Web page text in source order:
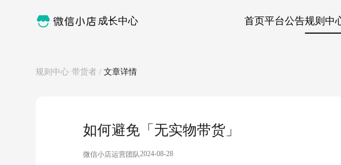
成长中心 首页平台公告规则中
规则中心·带货者 / 文章详情
如何避免「无实物带货」
微信小店运营团队2024-08-28